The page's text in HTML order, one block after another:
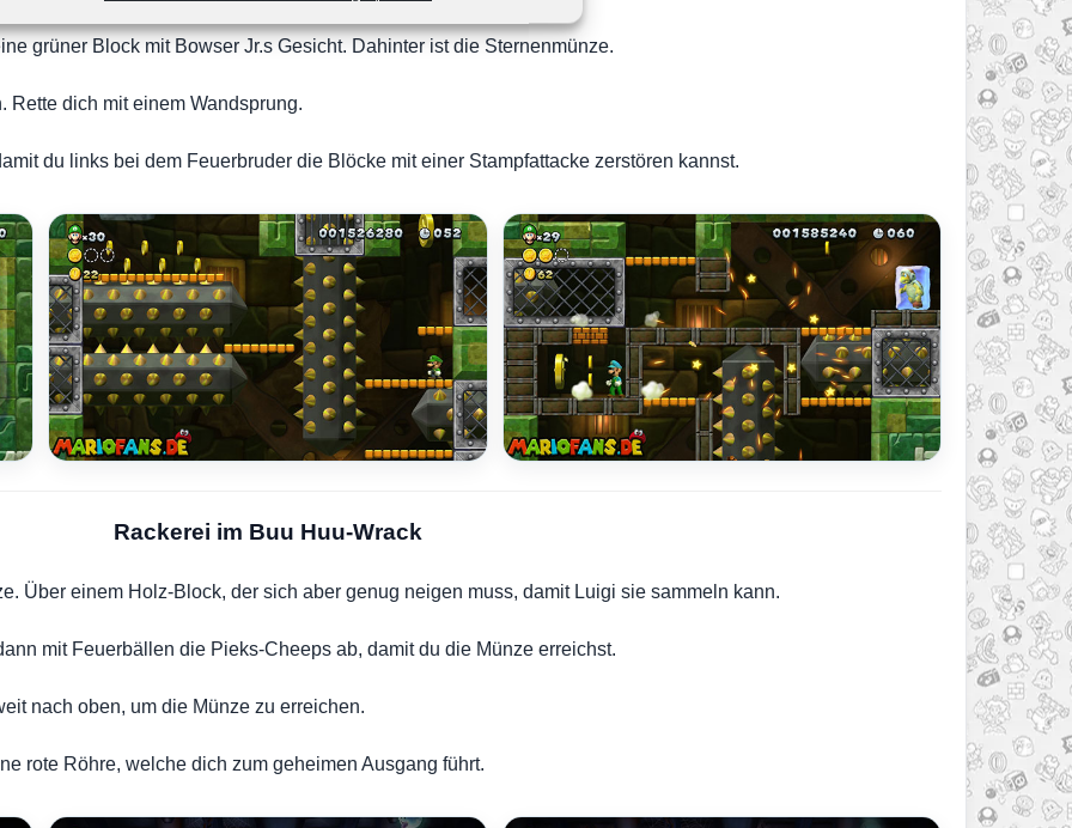
grüner Block mit Bowser Jr.s Gesicht. Dahinter ist die Sternenmünze.
Rette dich mit einem Wandsprung.
du links bei dem Feuerbruder die Blöcke mit einer Stampfattacke zerstören kannst.
Rackerei im Buu Huu-Wrack
Über einem Holz-Block, der sich aber genug neigen muss, damit Luigi sie sammeln kann.
mit Feuerbällen die Pieks-Cheeps ab, damit du die Münze erreichst.
nach oben, um die Münze zu erreichen.
rote Röhre, welche dich zum geheimen Ausgang führt.